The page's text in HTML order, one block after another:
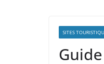
SITES